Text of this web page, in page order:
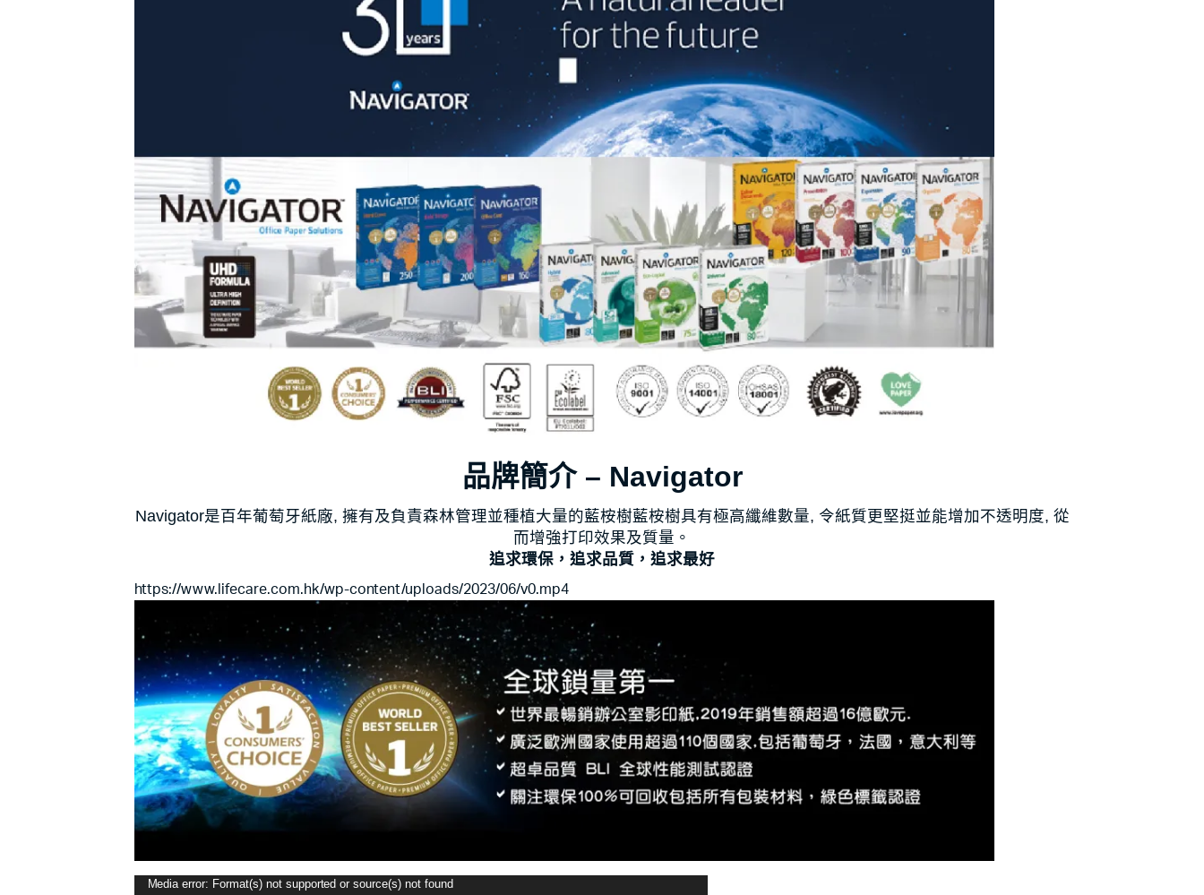
品牌簡介 – Navigator
Navigator是百年葡萄牙紙廠, 擁有及負責森林管理並種植大量的藍桉樹藍桉樹具有極高纖維數量, 令紙質更堅挺並能增加不透明度, 從
而增強打印效果及質量。
追求環保，追求品質，追求最好
https://www.lifecare.com.hk/wp-content/uploads/2023/06/v0.mp4
Media error: Format(s) not supported or source(s) not found